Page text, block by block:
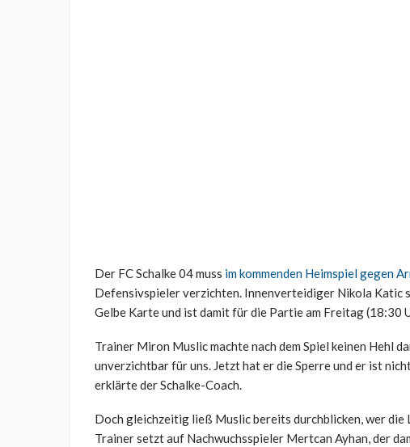
Der FC Schalke 04 muss im kommenden Heimspiel gegen
Defensivspieler verzichten. Innenverteidiger Nikola Katic
Gelbe Karte und ist damit für die Partie am Freitag (18:30
Trainer Miron Muslic machte nach dem Spiel keinen Hehl
unverzichtbar für uns. Jetzt hat er die Sperre und er ist
erklärte der Schalke-Coach.
Doch gleichzeitig ließ Muslic bereits durchblicken, wer die
Trainer setzt auf Nachwuchsspieler Mertcan Ayhan, der